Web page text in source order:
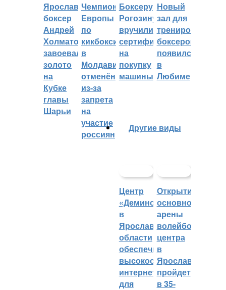
Ярославский
боксер
Андрей
Холматов
завоевал
золото
на
Кубке
главы
Шарьи
Чемпионат
Европы
по
кикбоксингу
в
Молдавии
отменён
из-за
запрета
на
участие
россиян
Боксеру
Рогозину
вручили
сертификат
на
покупку
машины
Новый
зал для
тренировок
боксеров
появился
в
Любиме
Другие виды
Центр
«Демино»
в
Ярославской
области
обеспечивают
высокоскоростным
интернетом
для
Открытие
основной
арены
волейбольного
центра
в
Ярославле
пройдет
в 35-